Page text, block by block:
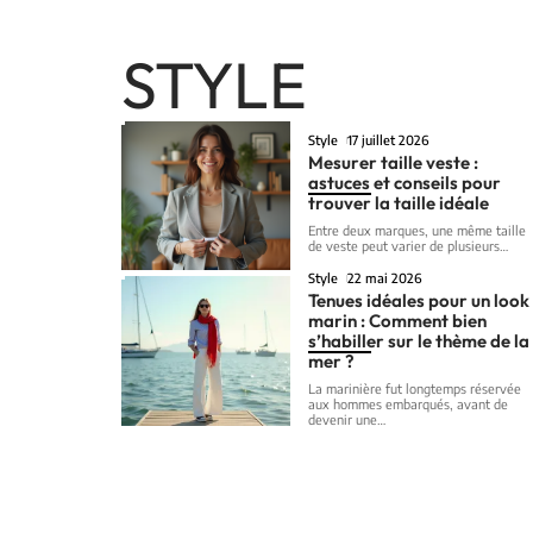
STYLE
Style 17 juillet 2026
Mesurer taille veste :
astuces et conseils pour
trouver la taille idéale
Entre deux marques, une même taille
de veste peut varier de plusieurs
Style 22 mai 2026
Tenues idéales pour un look
marin : Comment bien
s’habiller sur le thème de la
mer ?
La marinière fut longtemps réservée
aux hommes embarqués, avant de
devenir une